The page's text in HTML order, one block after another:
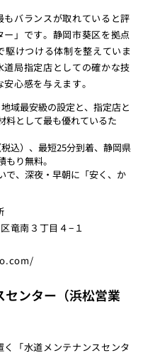
バランスが取れていると評
」です。静岡市葵区を拠点
けつける体制を整えていま
局指定店としての確かな技
心感を与えます。
域最安級の設定と、指定店と
料として最も優れているた
込）、最短25分到着、静岡県
り無料。
で、深夜・早朝に「安く、か
竜南３丁目４−１
ンター（浜松営業
「水道メンテナンスセンタ